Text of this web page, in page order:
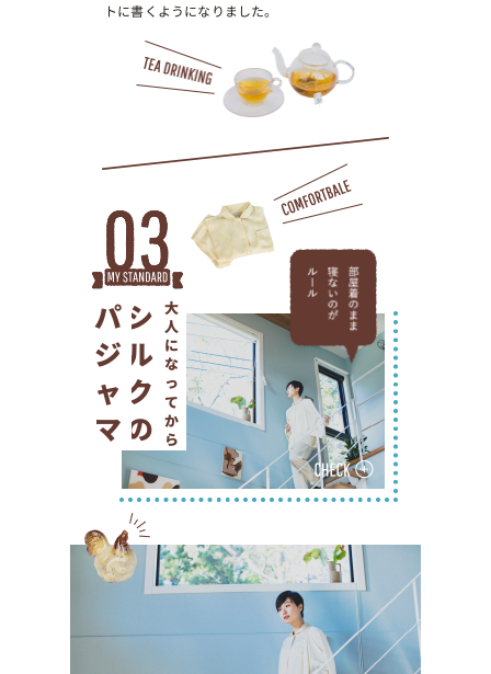
トに書くようになりました。
大人になってから
シルクの
パジャマ